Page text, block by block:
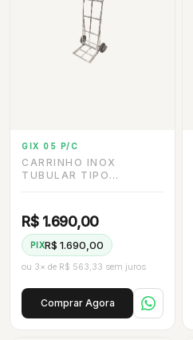
GIX 05 P/C
CARRINHO INOX
TUBULAR TIPO
COM RODA
PNEUMÁTICA E ARO
ALUMINIO
R$ 1.690,00
PIXR$ 1.690,00
ou 3× de R$ 563,33 sem juros
Comprar Agora